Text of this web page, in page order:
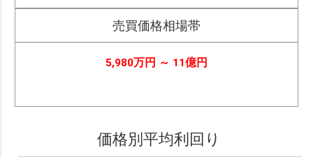
売買価格相場帯
5,980万円 ～ 11億円
価格別平均利回り